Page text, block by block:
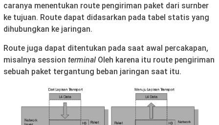
caranya menentukan route pengiriman paket dari surnber
ke tujuan. Route dapat didasarkan pada tabel statis yang
dihubungkan ke jaringan.
Route juga dapat ditentukan pada saat awal percakapan,
misalnya session terminal Oleh karena itu route pengiriman
sebuah paket tergantung beban jaringan saat itu.